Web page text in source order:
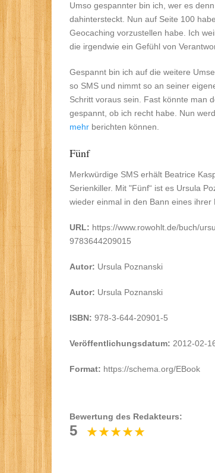
Umso gespannter bin ich, wer es
dahintersteckt. Nun auf Seite 100
Geocaching vorzustellen habe. Ich
die irgendwie ein Gefühl von
Gespannt bin ich auf die weitere
so SMS und nimmt so an seiner
Schritt voraus sein. Fast könnte man
gespannt, ob ich recht habe. Nun
mehr berichten können.
Fünf
Merkwürdige SMS erhält Beatrice
Serienkiller. Mit "Fünf“ ist es Ursula
wieder einmal in den Bann eines ihrer
URL: https://www.rowohlt.de/buch/
9783644209015
Autor: Ursula Poznanski
Autor: Ursula Poznanski
ISBN: 978-3-644-20901-5
Veröffentlichungsdatum: 2012-02-
Format: https://schema.org/EBook
Bewertung des Redakteurs:
5